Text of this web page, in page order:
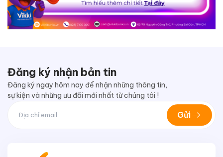
Đăng ký nhận bản tin
Đăng ký ngay hôm nay để nhận những thông tin,
sự kiện và những ưu đãi mới nhất từ chúng tôi !
Gửi